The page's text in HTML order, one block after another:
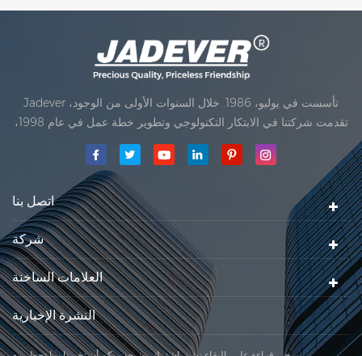
في ظروف مختلفة، خاصة على
البيئة الرطبة القاسية
Jadever تأسست في يوليو، 1986. خلال السنوات الأولى من الوجود،
تقدمت شركتنا في الابتكار التكنولوجي وتطوير خطة عمل في عام 1998،
حققت شركتنا هدف الجودة الرئيسية، متى تلقت أول منتجاتنا موافقة من
مقياس المحدودةكان تأسيس تقع من
اتصل بنا
شركة
العلامات الساخنة
النشرة الإخبارية